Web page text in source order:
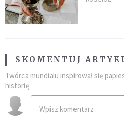
SKOMENTUJ
Twórca mundialu inspirował się
historię